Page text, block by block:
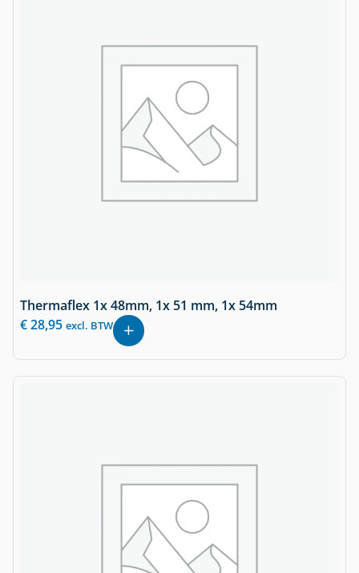
Thermaflex 1x 48mm, 1x 51 mm, 1x 54mm
€28,95 excl. BTW